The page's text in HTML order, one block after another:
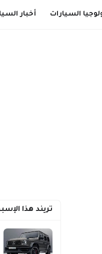
السيارات أخبار
تريند هذا